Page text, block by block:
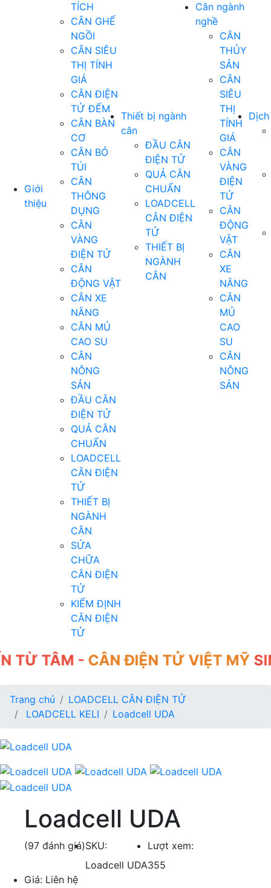
Giới
thiệu
TÍCH
CÂN GHẾ
NGỒI
CÂN SIÊU
THỊ TÍNH
GIÁ
CÂN ĐIỆN
TỬ ĐẾM
CÂN BÀN
CƠ
CÂN BỎ
TÚI
CÂN
THÔNG
DỤNG
CÂN
VÀNG
ĐIỆN TỬ
CÂN
ĐỘNG VẬT
CÂN XE
NÂNG
CÂN MỦ
CAO SU
CÂN
NÔNG
SẢN
ĐẦU CÂN
ĐIỆN TỬ
QUẢ CÂN
CHUẨN
LOADCELL
CÂN ĐIỆN
TỬ
THIẾT BỊ
NGÀNH
CÂN
SỬA
CHỮA
CÂN ĐIỆN
TỬ
KIỂM ĐỊNH
CÂN ĐIỆN
TỬ
Thiết bị ngành
cân
ĐẦU CÂN
ĐIỆN TỬ
QUẢ CÂN
CHUẨN
LOADCELL
CÂN ĐIỆN
TỬ
THIẾT BỊ
NGÀNH
CÂN
Cân ngành
nghề
CÂN
THỦY
SẢN
CÂN
SIÊU
THỊ
TÍNH
GIÁ
CÂN
VÀNG
ĐIỆN
TỬ
CÂN
ĐỘNG
VẬT
CÂN
XE
NÂNG
CÂN
MỦ
CAO
SU
CÂN
NÔNG
SẢN
- CÂN ĐIỆN TỬ VIỆT MỸ SINCE
Trang chủ
LOADCELL CÂN ĐIỆN TỬ
LOADCELL KELI
Loadcell UDA
Loadcell UDA
(97 đánh giá)SKU:
Loadcell UDA
Lượt xem:
355
Giá: Liên hệ